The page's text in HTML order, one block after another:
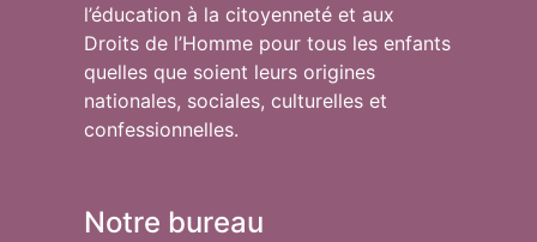
l’éducation à la citoyenneté et aux
Droits de l’Homme pour tous les enfants
quelles que soient leurs origines
nationales, sociales, culturelles et
confessionnelles.
Notre bureau